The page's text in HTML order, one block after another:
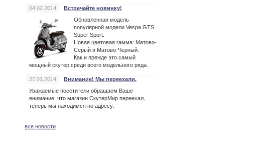
04.02.2014
Встречайте новинку!
Обновленная модель
популярной модели Vespa GTS
Super Sport.
Новая цветовая гамма: Матово-
Серый и Матово-Черный.
Как и прежде это самый
мощный скутер среди всего модельного ряда.
27.01.2014
Внимание! Мы переехали.
Уважаемые посетители обращаем Ваше
внимание, что магазин СкутерМир переехал,
теперь мы находимся по адресу:
все новости